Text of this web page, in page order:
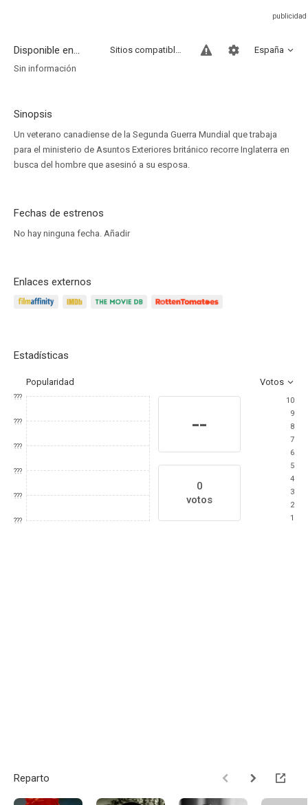
Disponible en... España
Sitios compatibles
Sin información
Sinopsis
Un veterano canadiense de la Segunda Guerra Mundial que trabaja
para el ministerio de Asuntos Exteriores británico recorre Inglaterra en
busca del hombre que asesinó a su esposa.
Fechas de estrenos
No hay ninguna fecha. Añadir
Enlaces externos
Estadísticas
Popularidad Votos
???
???
???
???
???
???
--
0
votos
10
9
8
7
6
5
4
3
2
1
Reparto